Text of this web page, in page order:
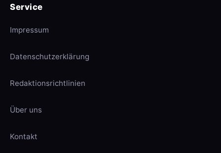
Service
Impressum
Datenschutzerklärung
Redaktionsrichtlinien
Über uns
Kontakt